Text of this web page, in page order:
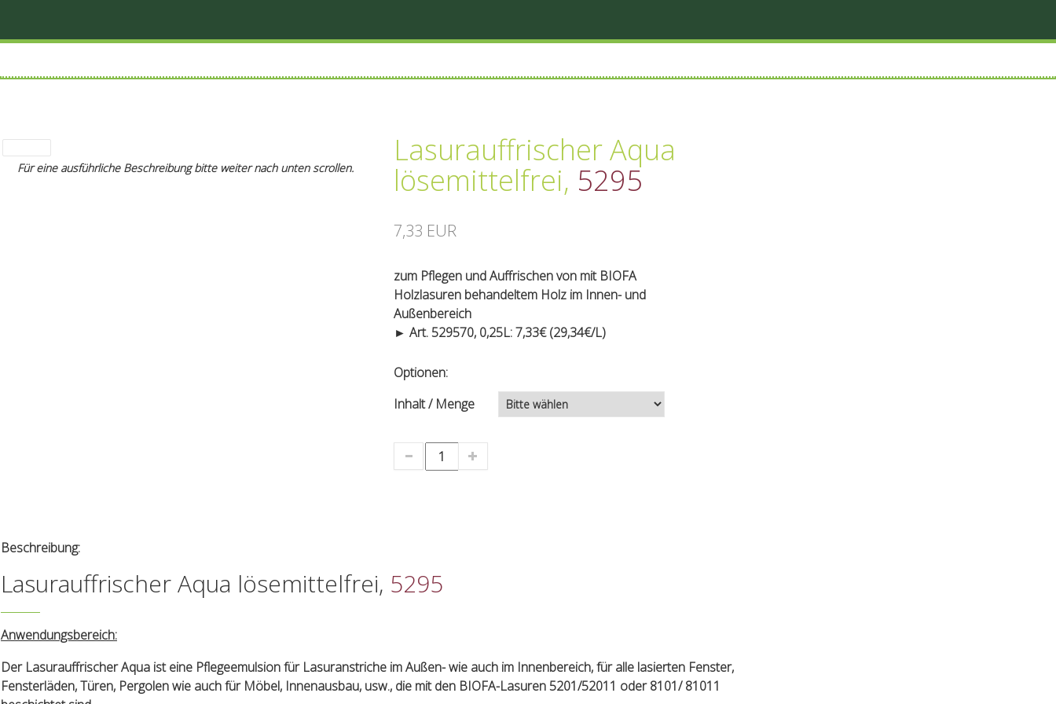
Für eine ausführliche Beschreibung bitte weiter nach unten scrollen. Lasurauffrischer Aqua
lösemittelfrei, 5295
7,33 EUR
zum Pflegen und Auffrischen von mit BIOFA
Holzlasuren behandeltem Holz im Innen- und
Außenbereich
► Art. 529570, 0,25L: 7,33€ (29,34€/L)
Optionen:
Inhalt / Menge
Beschreibung:
Lasurauffrischer Aqua lösemittelfrei, 5295
Anwendungsbereich:
Der Lasurauffrischer Aqua ist eine Pflegeemulsion für Lasuranstriche im Außen- wie auch im Innenbereich, für alle lasierten Fenster,
Fensterläden, Türen, Pergolen wie auch für Möbel, Innenausbau, usw., die mit den BIOFA-Lasuren 5201/52011 oder 8101/ 81011